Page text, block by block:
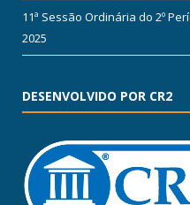
11ª Sessão Ordinária do 2º
2025
DESENVOLVIDO POR CR2